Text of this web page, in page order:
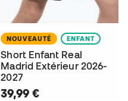
NOUVEAUTÉ ENFANT
Short Enfant Real
Madrid Extérieur 2026-
2027
39,99 €